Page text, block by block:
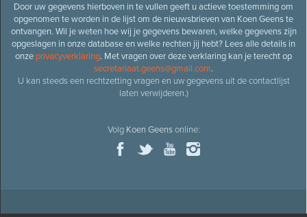
Door uw gegevens hierboven in te vullen geeft u actieve toestemming om
opgenomen te worden in de lijst om de nieuwsbrieven van Koen Geens te
ontvangen. Wil je weten hoe wij je gegevens bewaren, welke gegevens zijn
opgeslagen in onze database en welke rechten jij hebt? Lees alle details in
onze privacyverklaring. Met vragen over deze verklaring kan je terecht op
secretariaat.geens@gmail.com.
U kan steeds een rechtzetting vragen en uw gegevens uit de contactlijst
laten verwijderen.)
Volg Koen Geensonline: